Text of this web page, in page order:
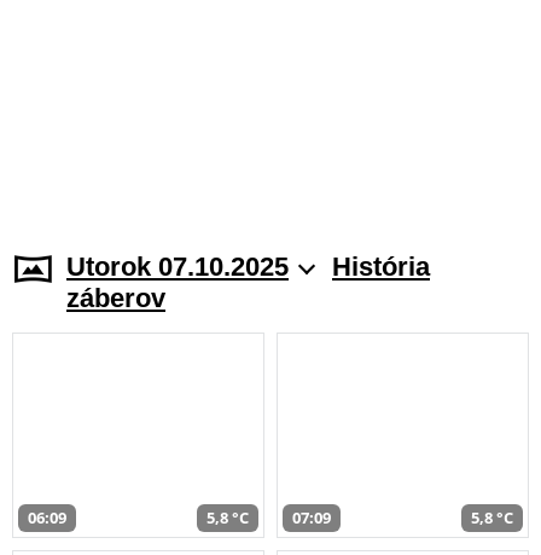
Utorok 07.10.2025
História
záberov
06:09 5,8 °C 07:09 5,8 °C